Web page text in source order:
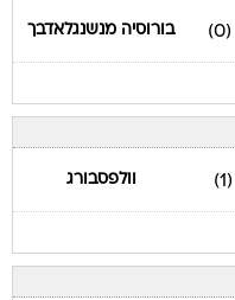
(0) בורוסיה מנשנגלאדבך
(1) וולפסבורג